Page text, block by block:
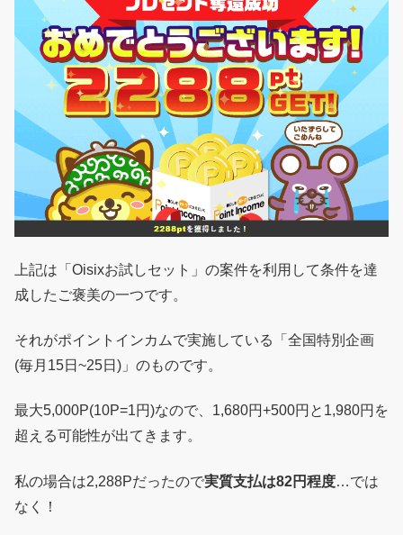
上記は「Oisixお試しセット」の案件を利用して条件を達
成したご褒美の一つです。
それがポイントインカムで実施している「全国特別企画
(毎月15日~25日)」のものです。
最大5,000P(10P=1円)なので、1,680円+500円と1,980円を
超える可能性が出てきます。
私の場合は2,288Pだったので実質支払は82円程度…では
なく！